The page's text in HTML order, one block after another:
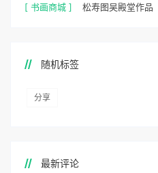
[ 书画商城 ] 松寿图吴殿堂作品
随机标签
分享
最新评论